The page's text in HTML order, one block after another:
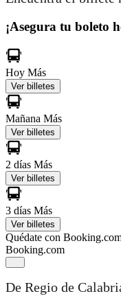
¡Asegura tu boleto
Hoy Más
Ver billetes
Mañana Más
Ver billetes
2 días Más
Ver billetes
3 días Más
Ver billetes
Quédate con
Booking.com
De Regio de